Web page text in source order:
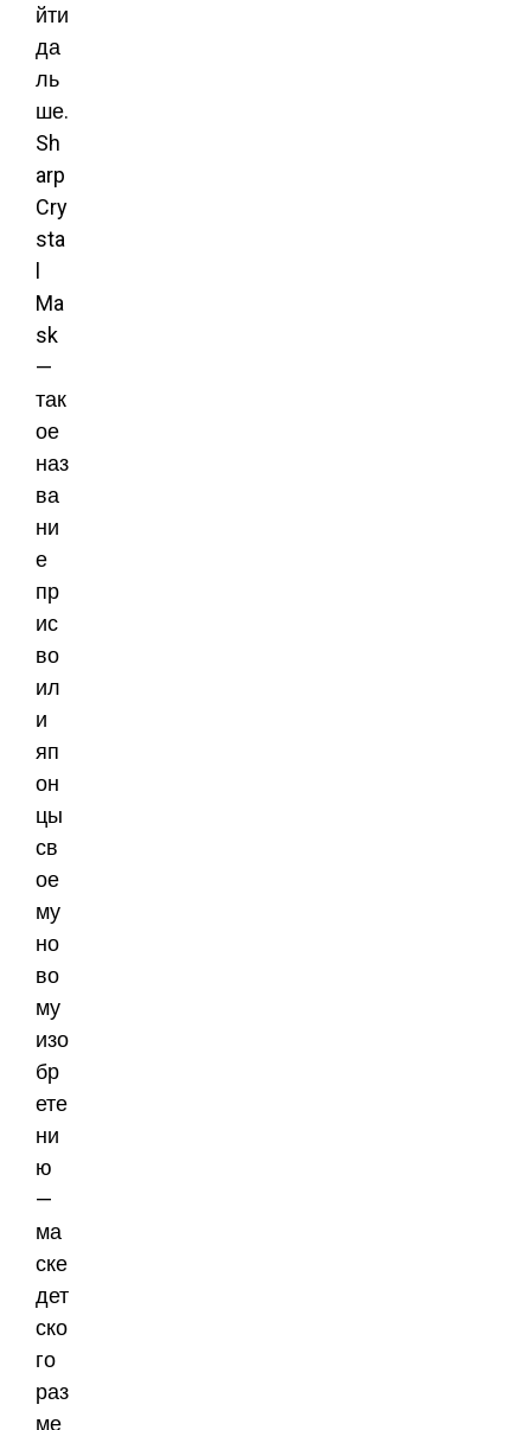
йти
да
ль
ше.
Sh
arp
Cry
sta
Ma
sk
—
так
ое
наз
ва
ни
е
пр
ис
во
ил
и
яп
он
цы
св
ое
му
но
во
му
изо
бр
ете
ни
ю
—
ма
ске
дет
ско
го
раз
ме